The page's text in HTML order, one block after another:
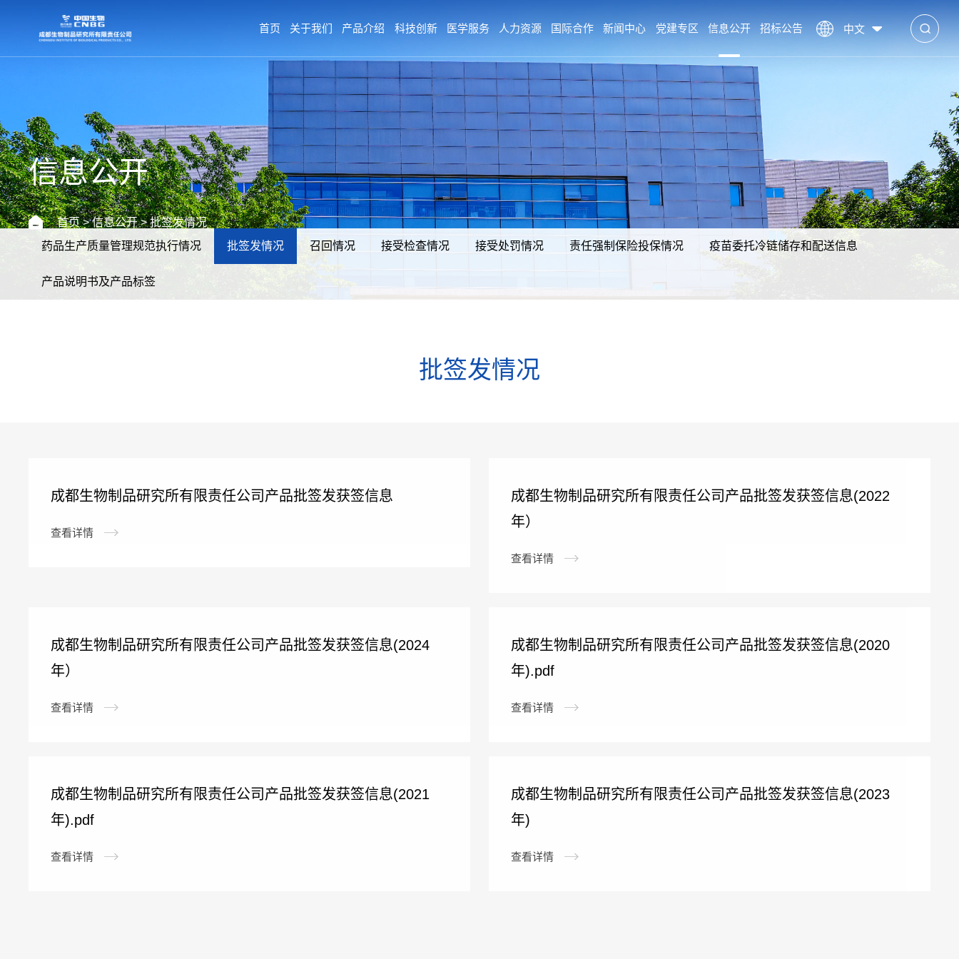
中文
首页 关于我们 产品介绍 科技创新 医学服务 人力资源 国际合作 新闻中心 党建专区 信息公开 招标公告
信息公开
首页>信息公开> 批签发情况
药品生产质量管理规范执行情况
批签发情况 召回情况 接受检查情况 接受处罚情况 责任强制保险投保情况 疫苗委托冷链储存和配送信息
产品说明书及产品标签
批签发情况
成都生物制品研究所有限责任公司产品批签发获签信息
查看详情
成都生物制品研究所有限责任公司产品批签发获签信息(2022
年）
查看详情
成都生物制品研究所有限责任公司产品批签发获签信息(2024
年）
查看详情
成都生物制品研究所有限责任公司产品批签发获签信息(2020
年).pdf
查看详情
成都生物制品研究所有限责任公司产品批签发获签信息(2021
年).pdf
查看详情
成都生物制品研究所有限责任公司产品批签发获签信息(2023
年)
查看详情